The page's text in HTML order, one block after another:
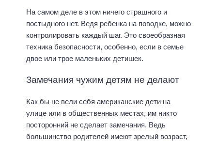
На самом деле в этом ничего страшного и
постыдного нет. Ведя ребенка на поводке, можно
контролировать каждый шаг. Это своеобразная
техника безопасности, особенно, если в семье
двое или трое маленьких детишек.
Замечания чужим детям не делают
Как бы не вели себя американские дети на
улице или в общественных местах, им никто
посторонний не сделает замечания. Ведь
большинство родителей имеют зрелый возраст,